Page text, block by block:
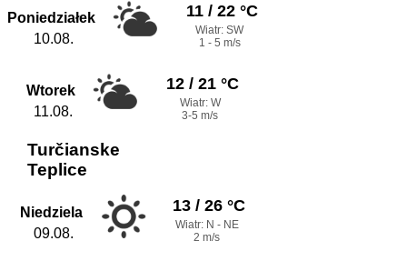
Poniedziałek
10.08.
11 / 22 °C
Wiatr: SW
1 - 5 m/s
Wtorek
11.08.
12 / 21 °C
Wiatr: W
3-5 m/s
Turčianske
Teplice
Niedziela
09.08.
13 / 26 °C
Wiatr: N - NE
2 m/s